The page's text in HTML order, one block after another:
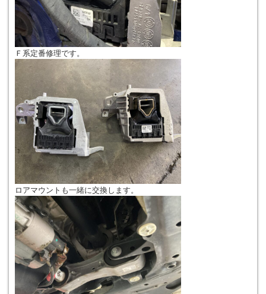
Ｆ系定番修理です。
ロアマウントも一緒に交換します。